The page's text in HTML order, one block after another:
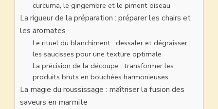
curcuma, le gingembre et le piment oiseau
La rigueur de la préparation : préparer les chairs et
les aromates
Le rituel du blanchiment : dessaler et dégraisser
les saucisses pour une texture optimale
La précision de la découpe : transformer les
produits bruts en bouchées harmonieuses
La magie du roussissage : maîtriser la fusion des
saveurs en marmite